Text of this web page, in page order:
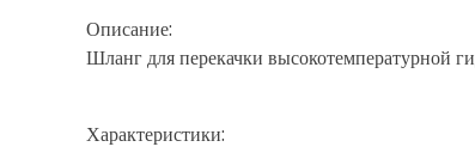
Описание:
Шланг для перекачки высокотемпературной
Характеристики: